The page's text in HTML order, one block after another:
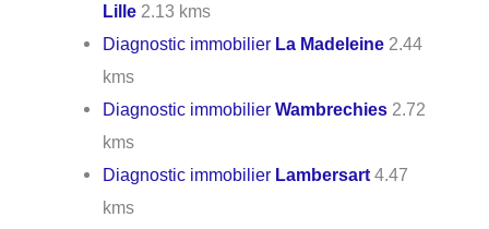
Lille 2.13 kms
Diagnostic immobilier La Madeleine 2.44
kms
Diagnostic immobilierWambrechies 2.72
kms
Diagnostic immobilier Lambersart 4.47
kms